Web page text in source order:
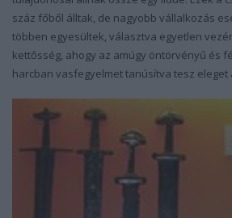
száz főből álltak, de nagyobb vállalkozás
többen egyesültek, választva egyetlen
kettősség, ahogy az amúgy öntörvényű és
harcban vasfegyelmet tanúsítva tesz